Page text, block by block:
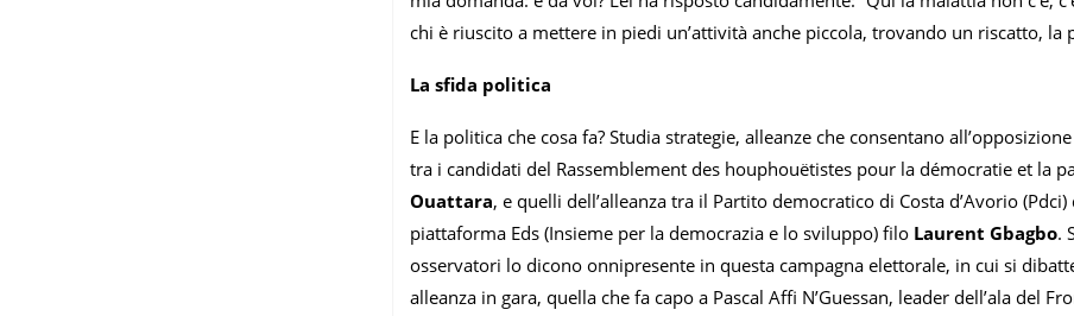
chi è riuscito a mettere in piedi un’attività anche piccola, trovando un riscatto, la
La sfida politica
E la politica che cosa fa? Studia strategie, alleanze che consentano
tra i candidati del Rassemblement des houphouëtistes pour la démocratie et la
Ouattara, e quelli dell’alleanza tra il Partito democratico di Costa d’Avorio (Pdci)
piattaforma Eds (Insieme per la democrazia e lo sviluppo) filo Laurent Gbagbo.
osservatori lo dicono onnipresente in questa campagna elettorale, in cui si
alleanza in gara, quella che fa capo a Pascal Affi N’Guessan, leader dell’ala del